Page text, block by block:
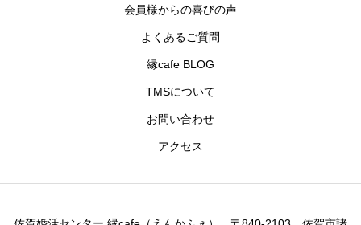
会員様からの喜びの声
よくあるご質問
縁cafe BLOG
TMSについて
お問い合わせ
アクセス